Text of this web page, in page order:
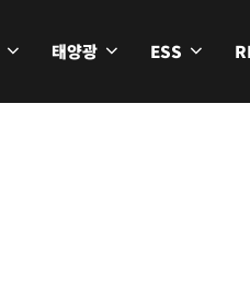
태양광 ESS